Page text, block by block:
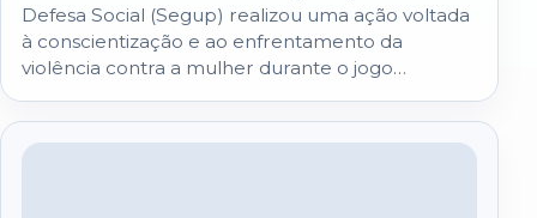
Defesa Social (Segup) realizou uma ação voltada
à conscientização e ao enfrentamento da
violência contra a mulher durante o jogo…